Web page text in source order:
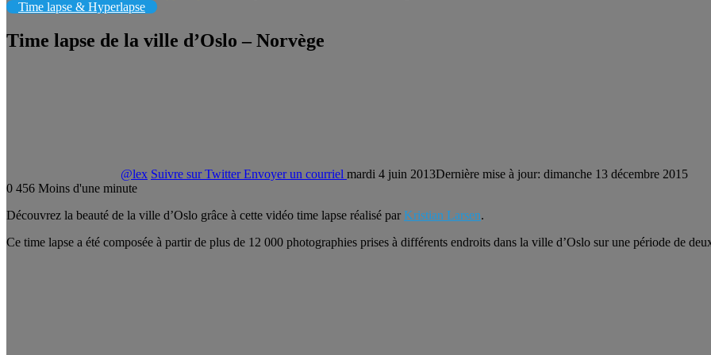
Time lapse & Hyperlapse
Time lapse de la ville d’Oslo – Norvège
@lex Suivre sur Twitter Envoyer un courriel mardi 4 juin 2013Dernière mise à jour: dimanche 13 décembre 2015
0 456 Moins d'une minute
Découvrez la beauté de la ville d’Oslo grâce à cette vidéo time lapse réalisé parKristian Larsen.
Ce time lapse a été composée à partir de plus de 12 000 photographies prises à différents endroits dans la ville d’Oslo sur une période de